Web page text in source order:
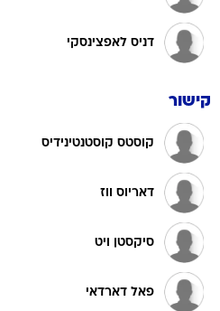
דניס לאפצינסקי
קישור
קוסטס קוסטנטינידיס
דאריוס ווז
סיקסטן ויט
פאל דארדאי